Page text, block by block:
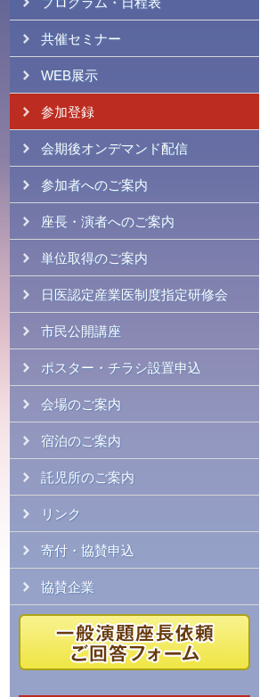
共催セミナー
WEB展示
参加登録
会期後オンデマンド配信
参加者へのご案内
座長・演者へのご案内
単位取得のご案内
日医認定産業医制度指定研修会
市民公開講座
ポスター・チラシ設置申込
会場のご案内
宿泊のご案内
託児所のご案内
リンク
寄付・協賛申込
協賛企業